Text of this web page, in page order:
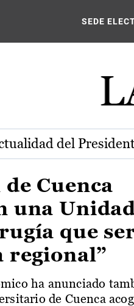
de SEDE
del
Cuenca
una
que
regional”
ha anunciado
de Cuenca